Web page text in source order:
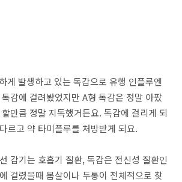
게 발생하고 있는 독감으로 유행 인플루엔
감에 걸려봤었지만 A형 독감은 정말 아팠
만큼 정말 지독했거든요. 독감에 걸리게 되
르고 약 타미플루를 처방받게 되요.
감기는 호흡기 질환, 독감은 전신성 질환인
걸렸을때 몸살이나 두통이 전체적으로 찾